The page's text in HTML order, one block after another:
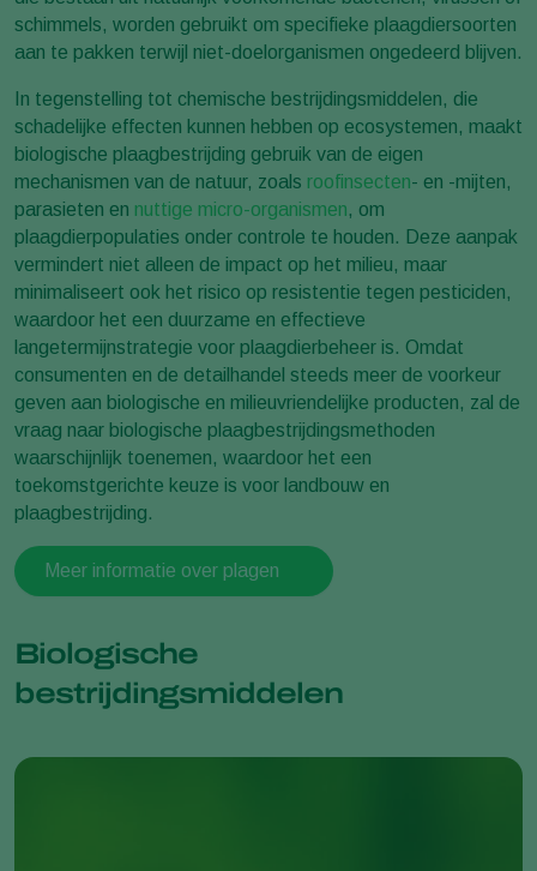
schimmels, worden gebruikt om specifieke plaagdiersoorten
aan te pakken terwijl niet-doelorganismen ongedeerd blijven.
In tegenstelling tot chemische bestrijdingsmiddelen, die
schadelijke effecten kunnen hebben op ecosystemen, maakt
biologische plaagbestrijding gebruik van de eigen
mechanismen van de natuur, zoals roofinsecten- en -mijten,
parasieten en nuttige micro-organismen, om
plaagdierpopulaties onder controle te houden. Deze aanpak
vermindert niet alleen de impact op het milieu, maar
minimaliseert ook het risico op resistentie tegen pesticiden,
waardoor het een duurzame en effectieve
langetermijnstrategie voor plaagdierbeheer is. Omdat
consumenten en de detailhandel steeds meer de voorkeur
geven aan biologische en milieuvriendelijke producten, zal de
vraag naar biologische plaagbestrijdingsmethoden
waarschijnlijk toenemen, waardoor het een
toekomstgerichte keuze is voor landbouw en
plaagbestrijding.
Meer informatie over plagen
Biologische
bestrijdingsmiddelen